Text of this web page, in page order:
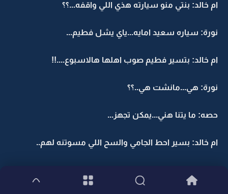
ام خالد: بنتي منو سيارته هذي اللي واقفه...؟؟
نورة: سياره سعيد امايه...ياي يشل فطيم...
ام خالد: بتسير فطيم صوب اهلها هالاسبوع....!!
نورة: هي...مانشت هي..؟؟
حصه: ما يتنا هني...يمكن تجهز...
ام خالد: بسير احط الجامي والسح اللي مسوتنه لهم..